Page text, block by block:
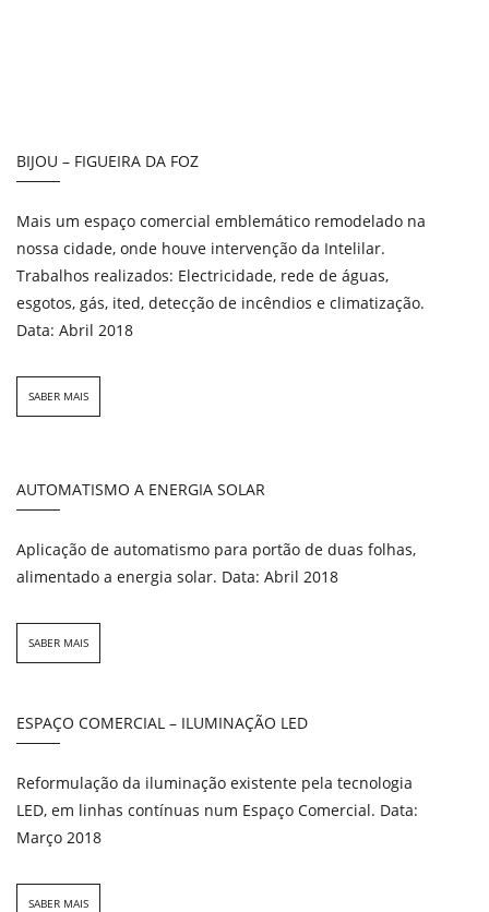
BIJOU – FIGUEIRA DA FOZ
Mais um espaço comercial emblemático remodelado na
nossa cidade, onde houve intervenção da Intelilar.
Trabalhos realizados: Electricidade, rede de águas,
esgotos, gás, ited, detecção de incêndios e climatização.
Data: Abril 2018
SABER MAIS
AUTOMATISMO A ENERGIA SOLAR
Aplicação de automatismo para portão de duas folhas,
alimentado a energia solar. Data: Abril 2018
SABER MAIS
ESPAÇO COMERCIAL – ILUMINAÇÃO LED
Reformulação da iluminação existente pela tecnologia
LED, em linhas contínuas num Espaço Comercial. Data:
Março 2018
SABER MAIS